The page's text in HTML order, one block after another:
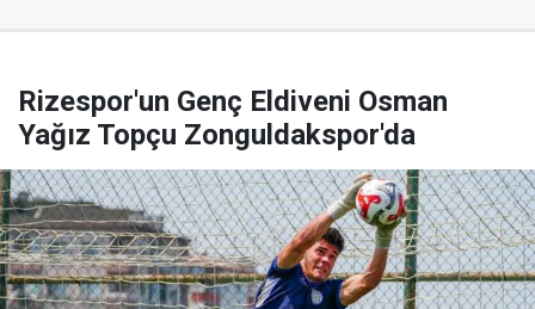
Rizespor'un Genç Eldiveni Osman
Yağız Topçu Zonguldakspor'da